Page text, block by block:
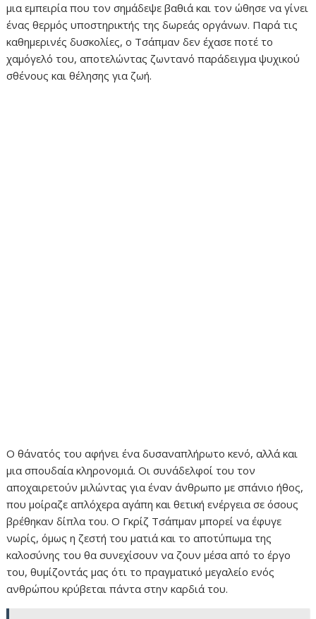
μια εμπειρία που τον σημάδεψε βαθιά και τον ώθησε να γίνει
ένας θερμός υποστηρικτής της δωρεάς οργάνων. Παρά τις
καθημερινές δυσκολίες, ο Τσάπμαν δεν έχασε ποτέ το
χαμόγελό του, αποτελώντας ζωντανό παράδειγμα ψυχικού
σθένους και θέλησης για ζωή.
Ο θάνατός του αφήνει ένα δυσαναπλήρωτο κενό, αλλά και
μια σπουδαία κληρονομιά. Οι συνάδελφοί του τον
αποχαιρετούν μιλώντας για έναν άνθρωπο με σπάνιο ήθος,
που μοίραζε απλόχερα αγάπη και θετική ενέργεια σε όσους
βρέθηκαν δίπλα του. Ο Γκρίζ Τσάπμαν μπορεί να έφυγε
νωρίς, όμως η ζεστή του ματιά και το αποτύπωμα της
καλοσύνης του θα συνεχίσουν να ζουν μέσα από το έργο
του, θυμίζοντάς μας ότι το πραγματικό μεγαλείο ενός
ανθρώπου κρύβεται πάντα στην καρδιά του.